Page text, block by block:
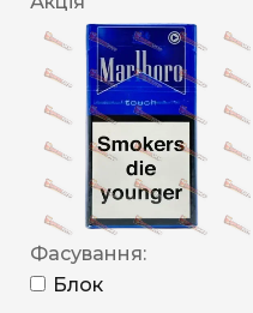
Фасування:
Блок